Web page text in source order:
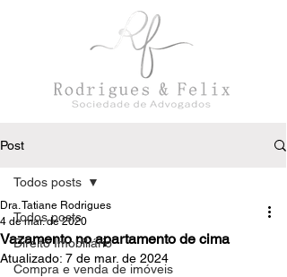
Post
Todos posts
Direito Imobiliário
Compra e venda de imóveis
Todos posts
Vazamento no apartamento de cima
Dra. Tatiane Rodrigues
4 de mar. de 2020
Atualizado: 7 de mar. de 2024